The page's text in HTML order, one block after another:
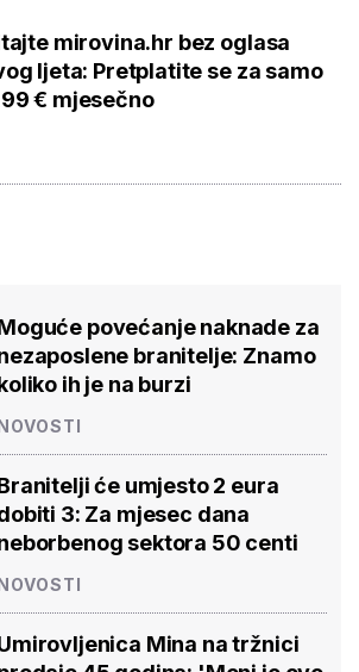
mirovina.hr bez oglasa
ljeta: Pretplatite se za samo
€ mjesečno
povećanje naknade za
branitelje: Znamo
ih je na burzi
će umjesto 2 eura
3: Za mjesec dana
sektora 50 centi
Mina na tržnici